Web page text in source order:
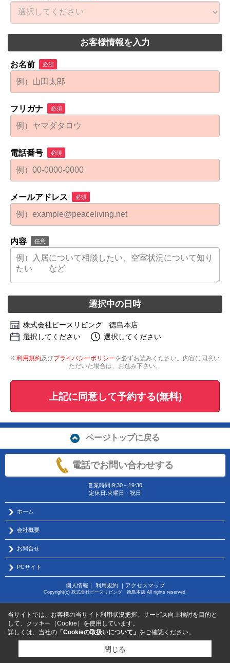
お客様情報を入力
お名前 必須
フリガナ 必須
電話番号 必須
メールアドレス 必須
内容 任意
選択中の日時
株式会社ピースリビング 徳島本店
選択してください
選択してください
※利用規約及びプライバシーポリシーを必ずお読みください。内容に同意い
ただいた場合は、お進み下さい。
上記に同意して予約する(無料)
ページトップに戻る
電話でお問い合わせする
営業時間:9:30～19:30
定休日:火曜日・祝日
ホーム
会社概要
お問合せ
PCサイト
個人情報 ｜ 利用規約｜ アクセスマップ
Copyright(c) 株式会社ピースリビング 徳島本店 All rights reserved.
当サイトでは、お客様の当サイト利用状況把握、サービス向上検討を目的と
して、クッキー（Cookie）を使用しています。
詳しくは、当社の 「Cookieの取扱いについて」 をご確認ください。
閉じる